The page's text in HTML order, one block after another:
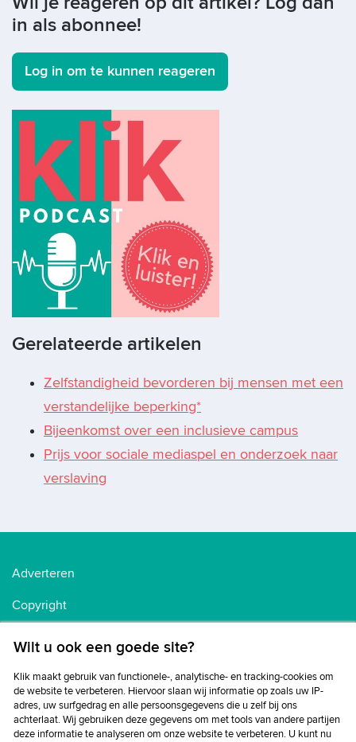
in als abonnee!
Log in om te kunnen reageren
Gerelateerde artikelen
Zelfstandigheid bevorderen bij mensen met een
verstandelijke beperking*
Bijeenkomst over een inclusieve campus
Prijs voor sociale mediaspel en onderzoek naar
verslaving
Adverteren
Copyright
Cookiebeleid
Privacybeleid
Disclaimer
Wilt u ook een goede site?
Klik maakt gebruik van functionele-, analytische- en tracking-cookies om
de website te verbeteren. Hiervoor slaan wij informatie op zoals uw IP-
adres, uw surfgedrag en alle persoonsgegevens die u zelf bij ons
achterlaat. Wij gebruiken deze gegevens om met tools van andere partijen
deze informatie te analyseren om onze website te verbeteren. U kunt nu